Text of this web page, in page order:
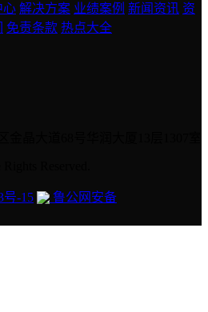
心 解决方案 业绩案例 新闻资讯 资
免责条款 热点大全
号-15
鲁公网安备